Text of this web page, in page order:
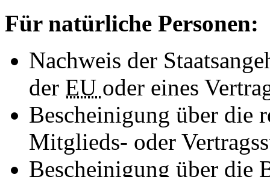
Für natürliche Personen:
Nachweis der
der EU oder eines
Bescheinigung über die
Mitglieds- oder
Bescheinigung über die